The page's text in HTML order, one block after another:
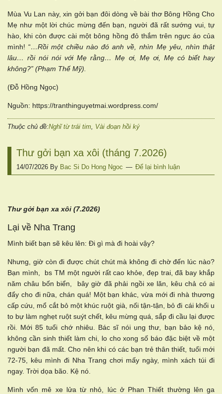
Mùa Vu Lan này, xin gởi bạn đôi dòng về bài thơ Bông Hồng Cho
Mẹ như một lời chúc mừng đến bạn, người đã rất sướng vui, tự
hào, khi còn được cài một bông hồng đỏ thắm trên ngực áo của
mình! “…Rồi một chiều nào đó anh về, nhìn Mẹ yêu, nhìn thật
lâu… rồi nói nói với Mẹ rằng… Mẹ ơi, Mẹ ơi, Mẹ có biết hay
không?” (Phạm Thế Mỹ).
(Đỗ Hồng Ngọc)
Nguồn: https://tranthinguyetmai.wordpress.com/
Thuộc chủ đề:Nghĩ từ trái tim, Vài đoạn hồi ký
Thư gởi bạn xa xôi (tháng 7.2026)
14/07/2026 By Bac Si Do Hong Ngoc Để lại bình luận
Thư gởi bạn xa xôi (7.2026)
Lại về Nha Trang
Mình biết bạn sẽ kêu lên: Đi gì mà đi hoài vậy?
Nhưng, giờ còn đi được chút chút mà không đi chờ đến lúc nào?
Bạn mình, bs TM một người rất cao khỏe, đẹp trai, đã bay khắp
năm châu bốn biển, bây giờ đã phải ngồi xe lăn, kêu chả có ai
đẩy cho đi nữa, chán quá! Một bạn khác, vừa mới đi nhà thương
cấp cứu, mổ cắt bỏ một khúc ruột già, nối tận-tận, bỏ đi cái khối u
to bự làm nghẹt ruột suýt chết, kêu mừng quá, sắp đi cầu lại được
rồi. Mới 85 tuổi chớ nhiêu. Bác sĩ nói ung thư, bạn bảo kệ nó,
không cần sinh thiết làm chi, lo cho xong số báo đặc biệt về một
người bạn đã mất. Cho nên khi có các bạn trẻ thân thiết, tuổi mới
72-75, kêu mình đi Nha Trang chơi mấy ngày, mình xách túi đi
ngay. Trời dọa bão. Kệ nó.
Mình vốn mê xe lửa từ nhỏ, lúc ở Phan Thiết thường lên ga